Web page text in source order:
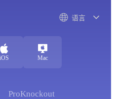
语言
iOS Mac
ProKnockout